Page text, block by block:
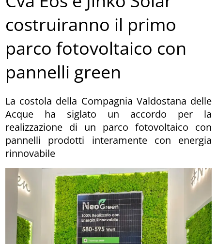
costruiranno il primo
parco fotovoltaico con
pannelli green
La costola della Compagnia Valdostana delle
Acque ha siglato un accordo per la
realizzazione di un parco fotovoltaico con
pannelli prodotti interamente con energia
rinnovabile